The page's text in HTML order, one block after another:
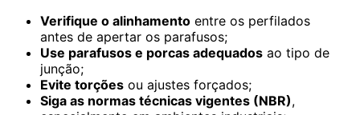
Verifique o alinhamento entre os perfilados
antes de apertar os parafusos;
Use parafusos e porcas adequados ao tipo de
junção;
Evite torções ou ajustes forçados;
Siga as normas técnicas vigentes (NBR),